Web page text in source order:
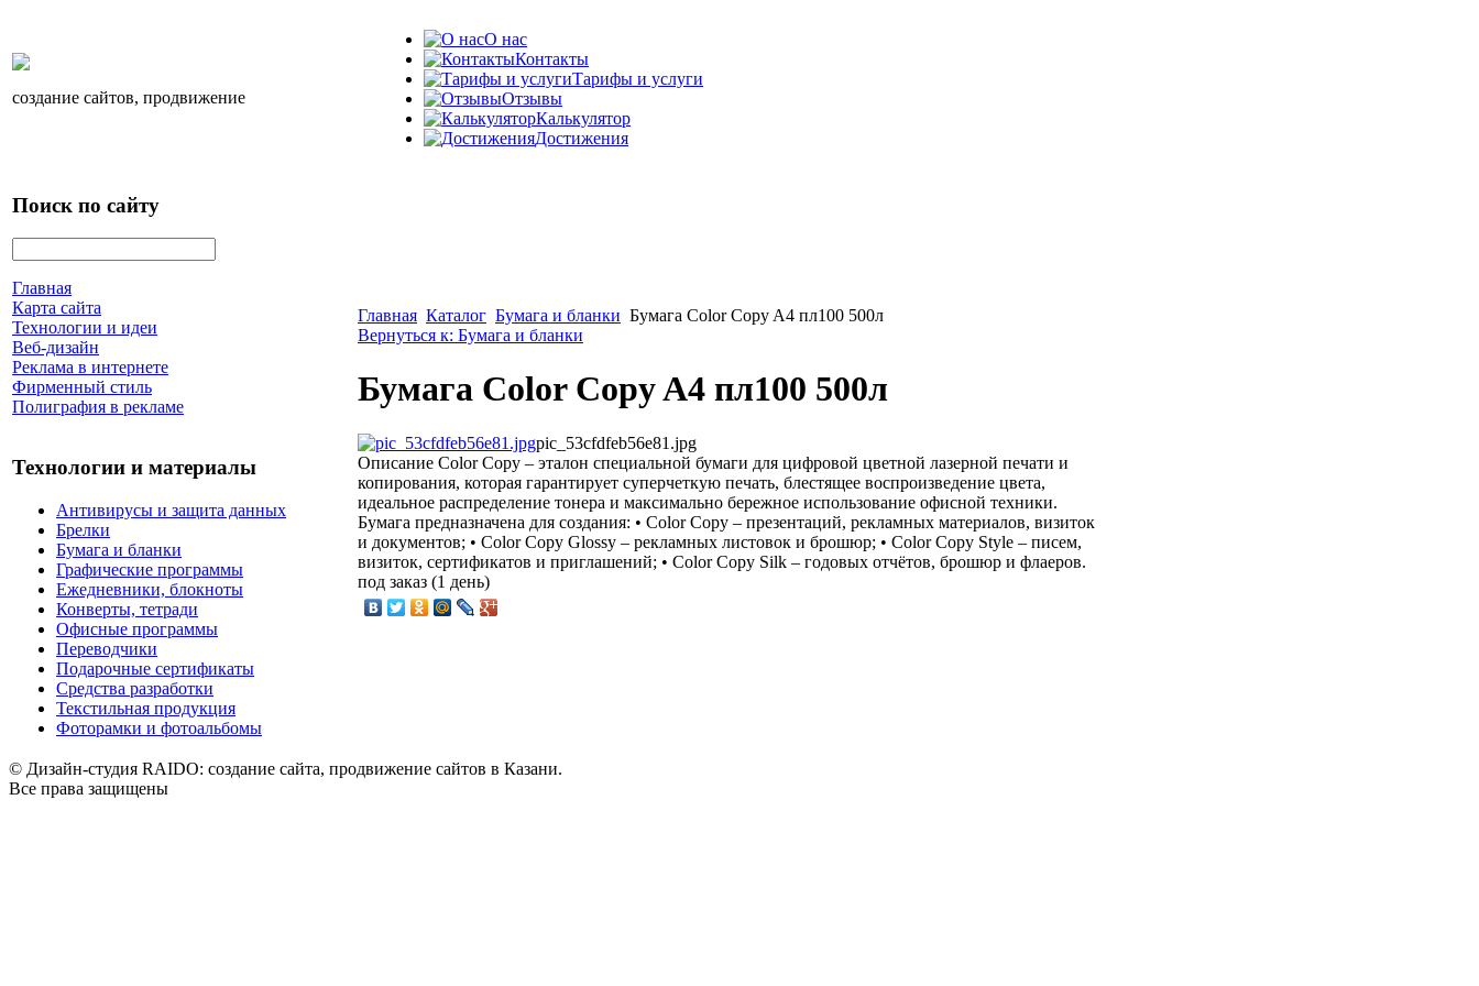
создание сайтов, продвижение
О нас
Контакты
Тарифы и услуги
Отзывы
Калькулятор
Достижения
Поиск по сайту
Главная
Карта сайта
Технологии и идеи
Веб-дизайн
Реклама в интернете
Фирменный стиль
Полиграфия в рекламе
Технологии и материалы
Антивирусы и защита данных
Брелки
Бумага и бланки
Графические программы
Ежедневники, блокноты
Конверты, тетради
Офисные программы
Переводчики
Подарочные сертификаты
Средства разработки
Текстильная продукция
Фоторамки и фотоальбомы
Главная Каталог Бумага и бланки Бумага Color Copy A4 пл100 500л
Вернуться к: Бумага и бланки
Бумага Color Copy A4 пл100 500л
pic_53cfdfeb56e81.jpg
Описание Color Copy – эталон специальной бумаги для цифровой цветной лазерной печати и
копирования, которая гарантирует суперчеткую печать, блестящее воспроизведение цвета,
идеальное распределение тонера и максимально бережное использование офисной техники.
Бумага предназначена для создания: • Color Copy – презентаций, рекламных материалов, визиток
и документов; • Color Copy Glossy – рекламных листовок и брошюр; • Color Copy Style – писем,
визиток, сертификатов и приглашений; • Color Copy Silk – годовых отчётов, брошюр и флаеров.
под заказ (1 день)
© Дизайн-студия RAIDO: создание сайта, продвижение сайтов в Казани.
Все права защищены